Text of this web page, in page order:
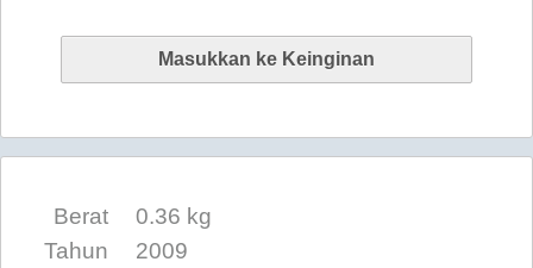
Berat
0.36 kg
Tahun
2009